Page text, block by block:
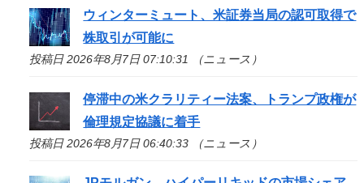
ウィンターミュート、米証券当局の認可取得で
株取引が可能に
投稿日 2026年8月7日 07:10:31 （ニュース）
停滞中の米クラリティー法案、トランプ政権が
倫理規定協議に着手
投稿日 2026年8月7日 06:40:33 （ニュース）